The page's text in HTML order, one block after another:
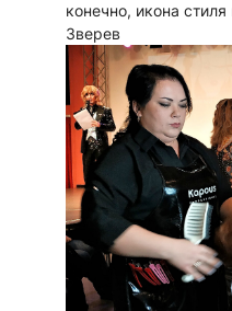
конечно, икона
Зверев